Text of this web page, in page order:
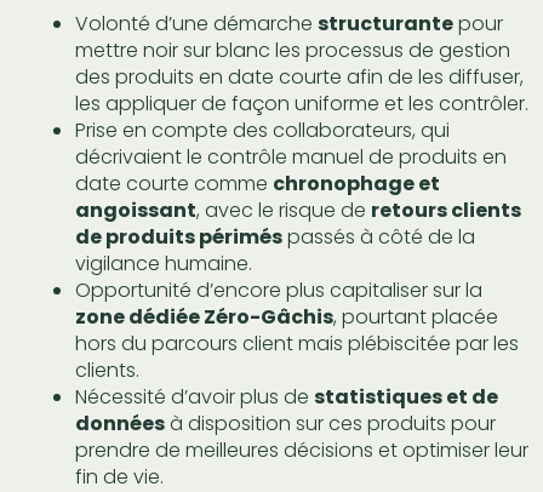
Volonté d’une démarche structurantepour
mettre noir sur blanc les processus de gestion
des produits en date courte afin de les diffuser,
les appliquer de façon uniforme et les contrôler.
Prise en compte des collaborateurs, qui
décrivaient le contrôle manuel de produits en
date courte comme chronophage et
angoissant, avec le risque de retours clients
de produits périméspassés à côté de la
vigilance humaine.
Opportunité d’encore plus capitaliser sur la
zone dédiée Zéro-Gâchis, pourtant placée
hors du parcours client mais plébiscitée par les
clients.
Nécessité d’avoir plus de statistiques et de
donnéesà disposition sur ces produits pour
prendre de meilleures décisions et optimiser leur
fin de vie.